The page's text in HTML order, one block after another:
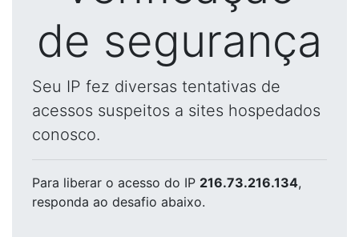
de segurança
Seu IP fez diversas tentativas de
acessos suspeitos a sites hospedados
conosco.
Para liberar o acesso do IP 216.73.216.134,
responda ao desafio abaixo.